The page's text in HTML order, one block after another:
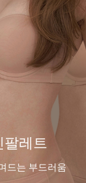
미엄관
헤리티지로 완성